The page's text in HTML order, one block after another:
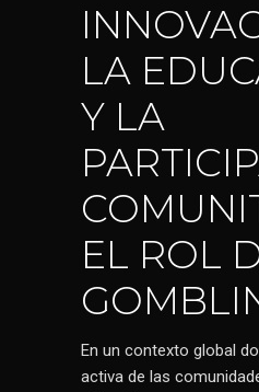
LA
Y LA
EL ROL
En un contexto global
activa de las